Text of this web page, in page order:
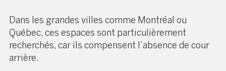
Dans les grandes villes comme Montréal ou
Québec, ces espaces sont particulièrement
recherchés, car ils compensent l’absence de cour
arrière.